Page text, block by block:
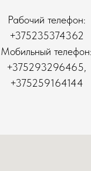
Рабочий телефон:
+375235374362
Мобильный
+375293296465,
+375259164144